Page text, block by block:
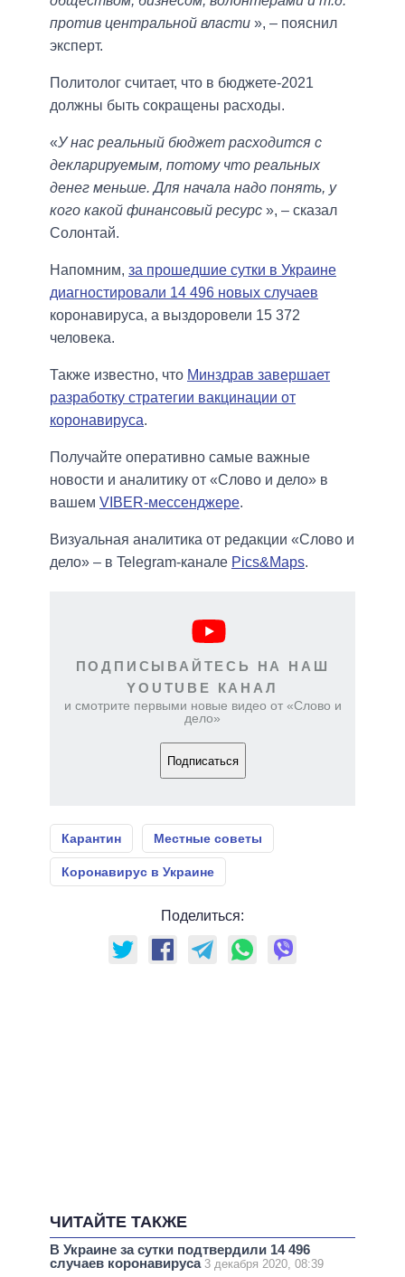
против центральной власти », ‒ пояснил
эксперт.
Политолог считает, что в бюджете-2021
должны быть сокращены расходы.
«У нас реальный бюджет расходится с
декларируемым, потому что реальных
денег меньше. Для начала надо понять, у
кого какой финансовый ресурс », ‒ сказал
Солонтай.
Напомним, за прошедшие сутки в Украине
диагностировали 14 496 новых случаев
коронавируса, а выздоровели 15 372
человека.
Также известно, что Минздрав завершает
разработку стратегии вакцинации от
коронавируса.
Получайте оперативно самые важные
новости и аналитику от «Слово и дело» в
вашем VIBER-мессенджере.
Визуальная аналитика от редакции «Слово и
дело» – в Telegram-канале Pics&Maps.
ПОДПИСЫВАЙТЕСЬ НА НАШ
YOUTUBE КАНАЛ
и смотрите первыми новые видео от «Слово и
дело»
Подписаться
Карантин Местные советы
Коронавирус в Украине
Поделиться:
ЧИТАЙТЕ ТАКЖЕ
В Украине за сутки подтвердили 14 496
случаев коронавируса 3 декабря 2020, 08:39